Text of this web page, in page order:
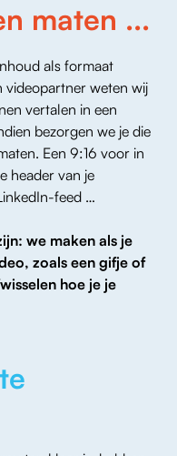
maten ...
als formaat
videopartner weten wij
vertalen in een
bezorgen we je die
Een 9:16 voor in
header van je
feed …
we maken als je
zoals een gifje of
hoe je je